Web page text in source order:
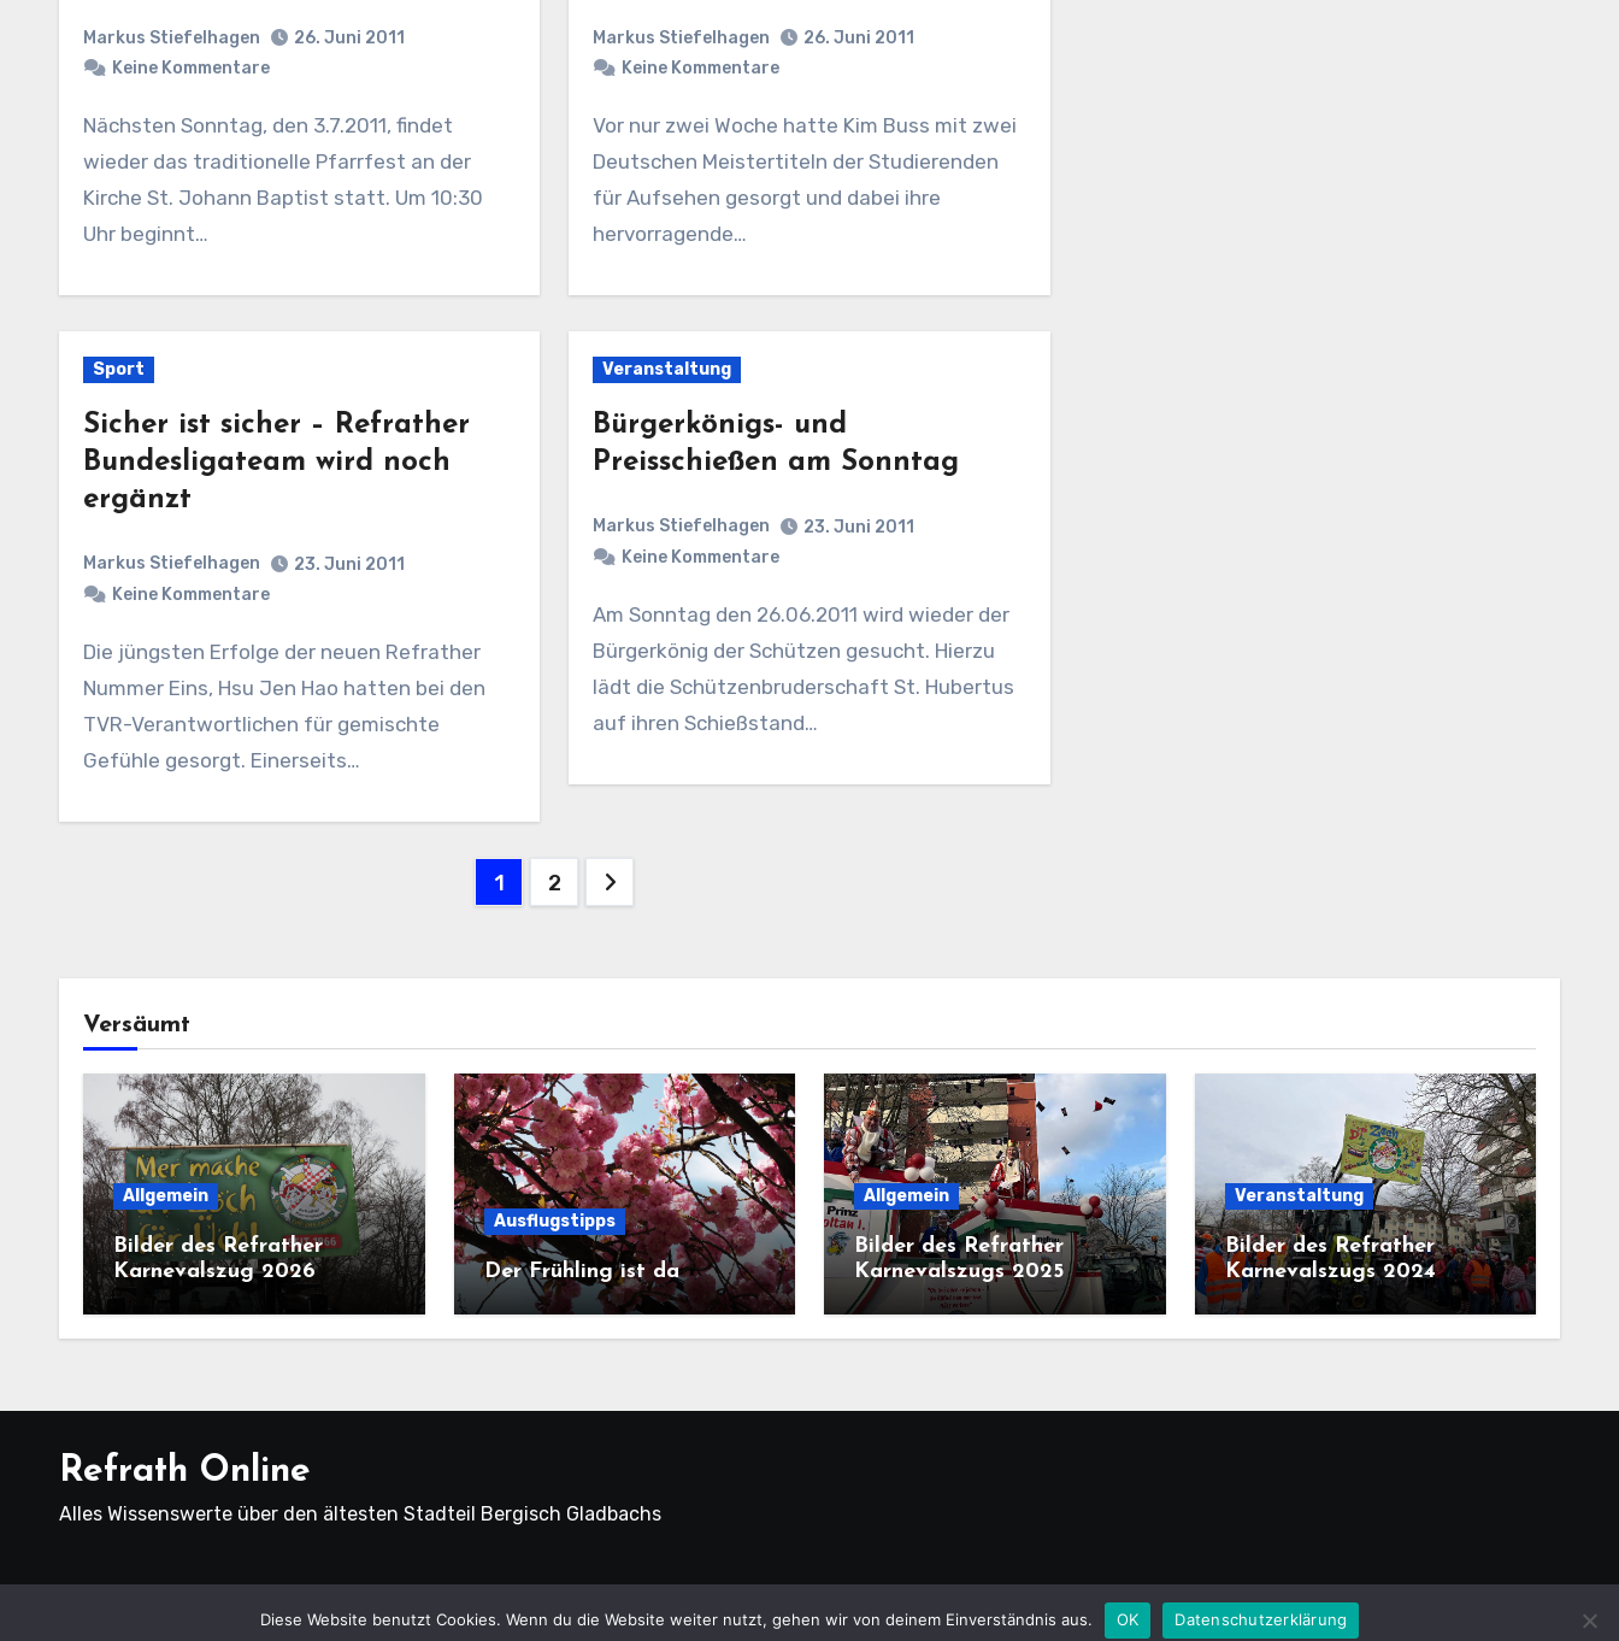
Markus Stiefelhagen
26. Juni 2011
Keine Kommentare
Nächsten Sonntag, den 3.7.2011, findet
wieder das traditionelle Pfarrfest an der
Kirche St. Johann Baptist statt. Um 10:30
Uhr beginnt…
Markus Stiefelhagen
26. Juni 2011
Keine Kommentare
Vor nur zwei Woche hatte Kim Buss mit zwei
Deutschen Meistertiteln der Studierenden
für Aufsehen gesorgt und dabei ihre
hervorragende…
Sport
Sicher ist sicher – Refrather
Bundesligateam wird noch
ergänzt
Markus Stiefelhagen
23. Juni 2011
Keine Kommentare
Die jüngsten Erfolge der neuen Refrather
Nummer Eins, Hsu Jen Hao hatten bei den
TVR-Verantwortlichen für gemischte
Gefühle gesorgt. Einerseits…
Veranstaltung
Bürgerkönigs- und
Preisschießen am Sonntag
Markus Stiefelhagen
23. Juni 2011
Keine Kommentare
Am Sonntag den 26.06.2011 wird wieder der
Bürgerkönig der Schützen gesucht. Hierzu
lädt die Schützenbruderschaft St. Hubertus
auf ihren Schießstand…
Seitennummerierung
1 2
Versäumt
Allgemein
Bilder des Refrather
Karnevalszug 2026
Ausflugstipps
Der Frühling ist da
Allgemein
Bilder des Refrather
Karnevalszugs 2025
Veranstaltung
Bilder des Refrather
Karnevalszugs 2024
Refrath Online
Alles Wissenswerte über den ältesten Stadteil Bergisch Gladbachs
Copyright Refrath Online © Alle Rechte vorbehalten. | BlogusvonThemeansar
Diese Website benutzt Cookies. Wenn du die Website weiter nutzt, gehen wir von deinem Einverständnis aus. OK Datenschutzerklärung